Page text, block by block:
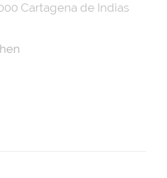
Cartagena de Indias